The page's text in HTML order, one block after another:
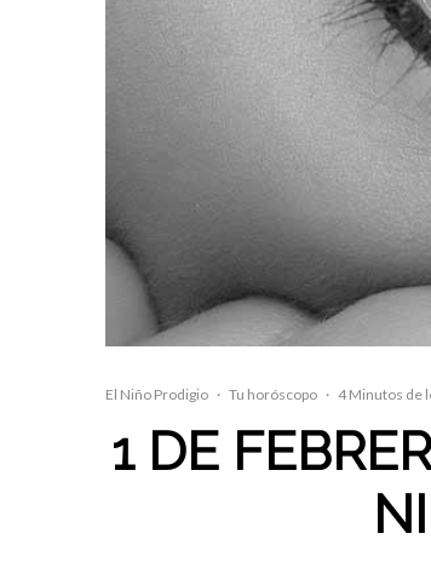
El Niño Prodigio · Tu horóscopo · 4 Minutos de
1 DE